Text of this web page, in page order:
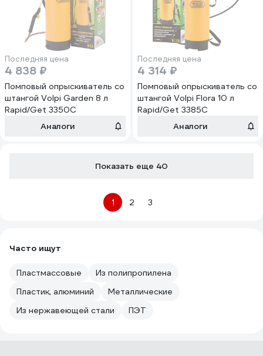
Последняя цена
4 838 ₽
Помповый опрыскиватель со
штангой Volpi Garden 8 л
Rapid/Get 3350C
Аналоги
Последняя цена
4 314 ₽
Помповый опрыскиватель со
штангой Volpi Flora 10 л
Rapid/Get 3385C
Аналоги
Показать еще 40
1 2 3
Часто ищут
Пластмассовые
Из полипропилена
Пластик, алюминий
Металлические
Из нержавеющей стали
ПЭТ